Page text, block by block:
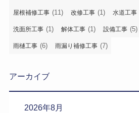
屋根補修工事 (11) 改修工事 (1) 水道工事
洗面所工事 (1) 解体工事 (1) 設備工事 (5)
雨樋工事 (6) 雨漏り補修工事 (7)
アーカイブ
2026年8月